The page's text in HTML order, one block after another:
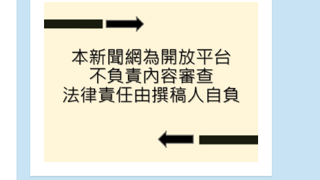
《News586傳媒》 關心您